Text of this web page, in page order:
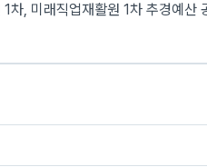
차, 미래직업재활원 1차 추경예